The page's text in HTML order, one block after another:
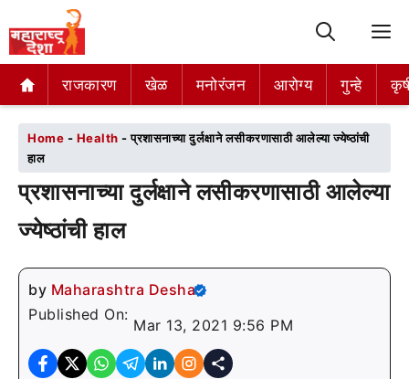
राजकारण खेळ मनोरंजन आरोग्य गुन्हे
राजकारण खेळ मनोरंजन आरोग्य गुन्हे
Home - Health -प्रशासनाच्या दुर्लक्षाने लसीकरणासाठी आलेल्या ज्येष्ठांची
हाल
प्रशासनाच्या दुर्लक्षाने लसीकरणासाठी आलेल्या
ज्येष्ठांची हाल
by Maharashtra Desha
Published On:
Mar 13, 2021 9:56 PM